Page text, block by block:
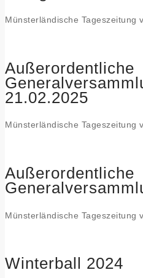
Münsterländische Tageszeitung
Außerordentliche
21.02.2025
Münsterländische Tageszeitung
Außerordentliche
Münsterländische Tageszeitung
Winterball 2024